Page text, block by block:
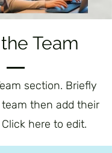
Team
section. Briefly
then add their
here to edit.